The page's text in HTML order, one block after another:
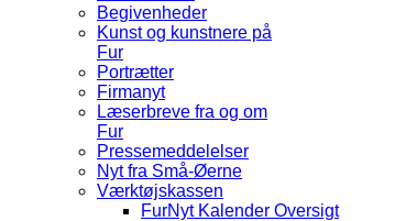
Begivenheder
Kunst og kunstnere på
Fur
Portrætter
Firmanyt
Læserbreve fra og om
Fur
Pressemeddelelser
Nyt fra Små-Øerne
Værktøjskassen
FurNyt Kalender Oversigt